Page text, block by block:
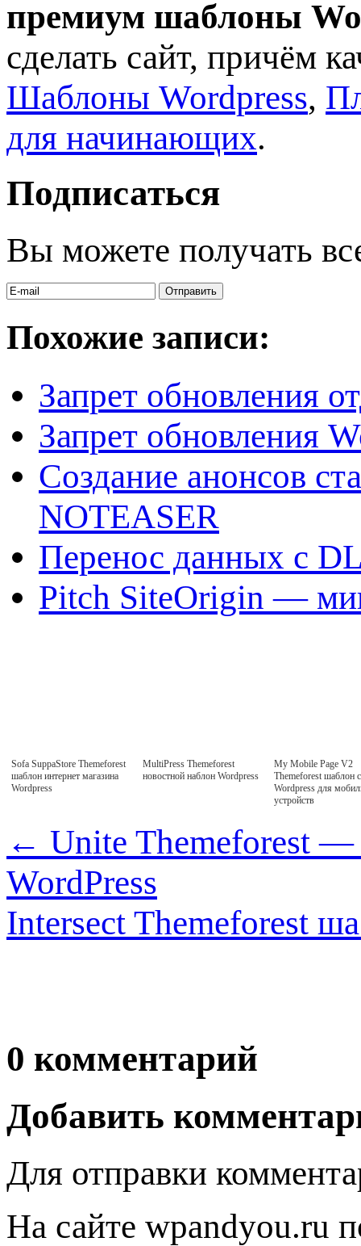
премиум шаблоны
сделать сайт, причём
Шаблоны Wordpress,
для начинающих.
Подписаться
Вы можете получать
Похожие записи:
Запрет обновления
Запрет обновления
Создание анонсов
NOTEASER
Перенос данных с
Pitch SiteOrigin —
Sofa SuppaStore Themeforest
шаблон интернет магазина
Wordpress
MultiPress Themeforest
новостной наблон Wordpress
My Mobile Page V2
Themeforest шаблон
Wordpress для
устройств
← Unite Themeforest —
WordPress
Intersect Themeforest
0 комментарий
Добавить
Для отправки
На сайте wpandyou.ru